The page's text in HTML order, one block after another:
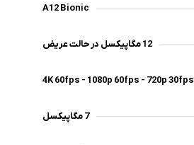
A12 Bionic
12 مگاپیکسل در حالت عریض
4K 60fps - 1080p 60fps - 720p 30fps
7 مگاپیکسل